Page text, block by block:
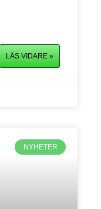
LÄS VIDARE »
NYHETER